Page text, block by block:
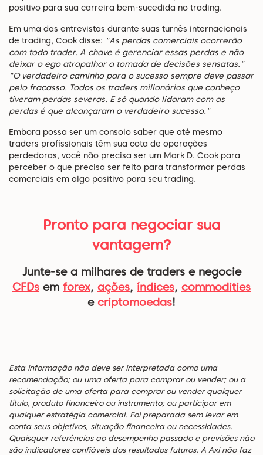
positivo para sua carreira bem-sucedida no trading.
Em uma das entrevistas durante suas turnês internacionais
de trading, Cook disse: "As perdas comerciais ocorrerão
com todo trader. A chave é gerenciar essas perdas e não
deixar o ego atrapalhar a tomada de decisões sensatas."
"O verdadeiro caminho para o sucesso sempre deve passar
pelo fracasso. Todos os traders milionários que conheço
tiveram perdas severas. E só quando lidaram com as
perdas é que alcançaram o verdadeiro sucesso."
Embora possa ser um consolo saber que até mesmo
traders profissionais têm sua cota de operações
perdedoras, você não precisa ser um Mark D. Cook para
perceber o que precisa ser feito para transformar perdas
comerciais em algo positivo para seu trading.
Pronto para negociar sua
vantagem?
Junte-se a milhares de traders e negocie
CFDs em forex, ações, índices, commodities
e criptomoedas!
Esta informação não deve ser interpretada como uma
recomendação; ou uma oferta para comprar ou vender; ou a
solicitação de uma oferta para comprar ou vender qualquer
título, produto financeiro ou instrumento; ou participar em
qualquer estratégia comercial. Foi preparada sem levar em
conta seus objetivos, situação financeira ou necessidades.
Quaisquer referências ao desempenho passado e previsões não
são indicadores confiáveis dos resultados futuros. A Axi não faz